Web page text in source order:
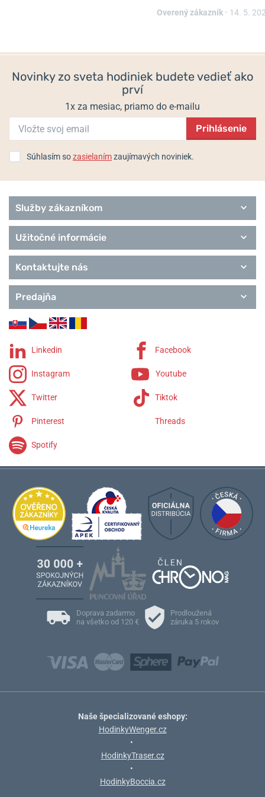
Hydro Sub
LaPassion
North Sea
Skydiver
Overený zákazník • 14. 5.
Novinky zo sveta hodiniek budete vedieť ako
prví
1x za mesiac, priamo do e-mailu
Prihlásenie
Súhlasím sozasielanímzaujímavých noviniek.
Služby zákazníkom
Užitočné informácie
Kontaktujte nás
Predajňa
Linkedin Facebook
Instagram Youtube
Twitter Tiktok
Pinterest Threads
Spotify
Doprava zadarmo
na všetko od 120 €
Prodloužená
záruka 5 rokov
Naše špecializované eshopy:
HodinkyWenger.cz
•
HodinkyTraser.cz
•
HodinkyBoccia.cz